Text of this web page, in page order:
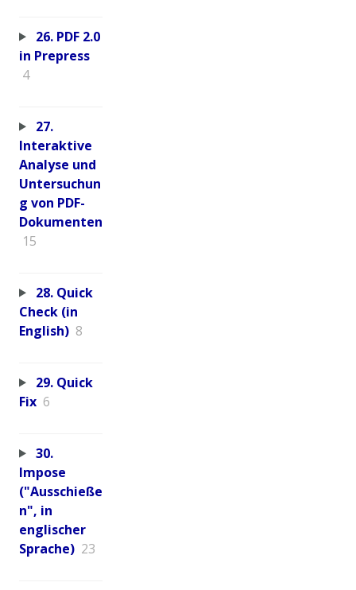
26. PDF 2.0
in Prepress
4
27.
Interaktive
Analyse und
Untersuchun
g von PDF-
Dokumenten
15
28. Quick
Check (in
English) 8
29. Quick
Fix 6
30.
Impose
("Ausschieße
n", in
englischer
Sprache) 23